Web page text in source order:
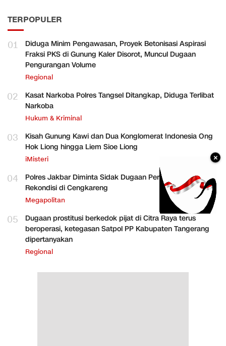
TERPOPULER
01
Diduga Minim Pengawasan, Proyek Betonisasi Aspirasi
Fraksi PKS di Gunung Kaler Disorot, Muncul Dugaan
Pengurangan Volume
Regional
02
Kasat Narkoba Polres Tangsel Ditangkap, Diduga Terlibat
Narkoba
Hukum & Kriminal
03
Kisah Gunung Kawi dan Dua Konglomerat Indonesia Ong
Hok Liong hingga Liem Sioe Liong
iMisteri
04
Polres Jakbar Diminta Sidak Dugaan Perakitan HP
Rekondisi di Cengkareng
Megapolitan
05
Dugaan prostitusi berkedok pijat di Citra Raya terus
beroperasi, ketegasan Satpol PP Kabupaten Tangerang
dipertanyakan
Regional
×